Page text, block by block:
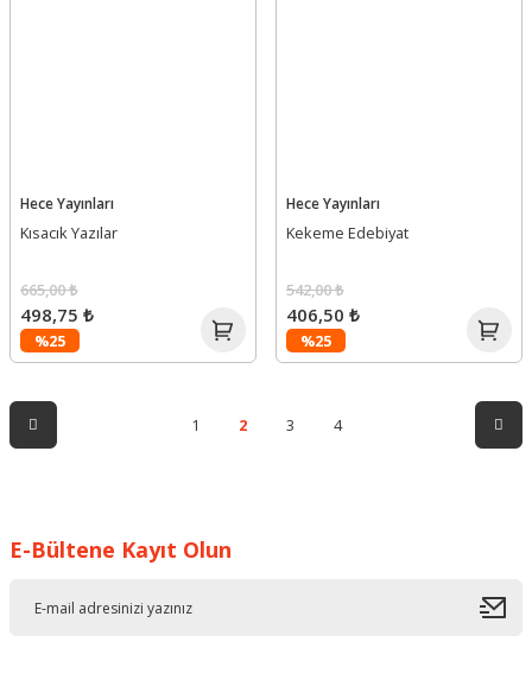
Hece Yayınları
Kısacık Yazılar
%25
665,00 ₺
498,75 ₺
Hece Yayınları
Kekeme Edebiyat
%25
542,00 ₺
406,50 ₺
1 2 3 4
E-Bültene Kayıt Olun